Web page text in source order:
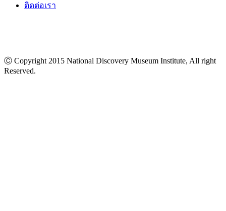
ติดต่อเรา
Ⓒ Copyright 2015 National Discovery Museum Institute, All right
Reserved.